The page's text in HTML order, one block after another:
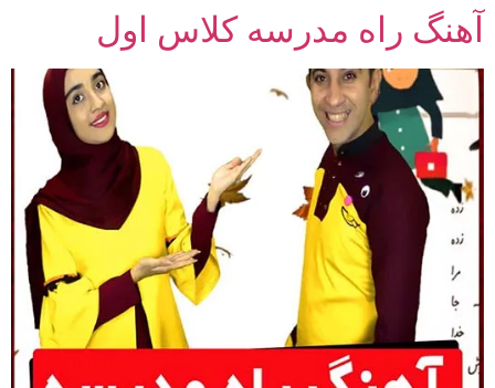
پرش
محتوا
آهنگ راه مدرسه کلاس اول